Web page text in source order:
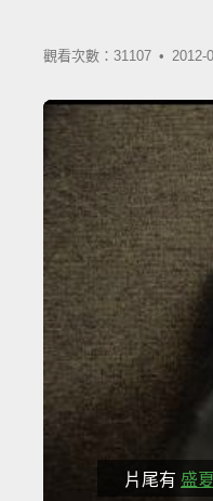
觀看次數：31107 • 2012-
片尾有 盛